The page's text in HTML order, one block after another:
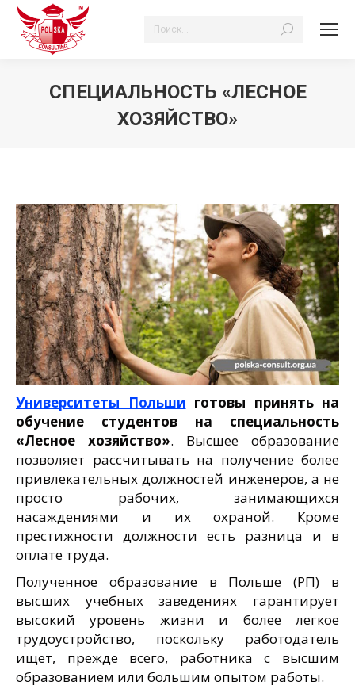
Поиск:
СПЕЦИАЛЬНОСТЬ «ЛЕСНОЕ
ХОЗЯЙСТВО»
Университеты Польши готовы принять на
обучение студентов на специальность
«Лесное хозяйство». Высшее образование
позволяет рассчитывать на получение более
привлекательных должностей инженеров, а не
просто рабочих, занимающихся
насаждениями и их охраной. Кроме
престижности должности есть разница и в
оплате труда.
Полученное образование в Польше (РП) в
высших учебных заведениях гарантирует
высокий уровень жизни и более легкое
трудоустройство, поскольку работодатель
ищет, прежде всего, работника с высшим
образованием или большим опытом работы.